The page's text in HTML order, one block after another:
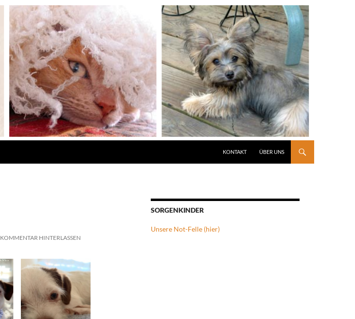
KONTAKT ÜBER UNS
KOMMENTAR HINTERLASSEN
SORGENKINDER
Unsere Not-Felle (hier)